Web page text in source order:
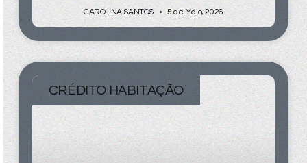
CAROLINA SANTOS 5 de Maio, 2026
CRÉDITO HABITAÇÃO